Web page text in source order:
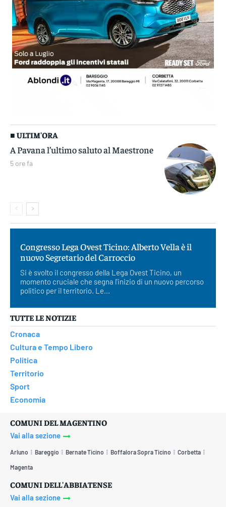
■ ULTIM'ORA
A Pavana l’ultimo saluto al Maestrone
5 ore fa
Congresso Lega Ovest Ticino: Alberto Vella è il
nuovo Segretario del Carroccio
Si è svolto il congresso della Lega Ovest Ticino, un
momento cruciale che segna l'inizio di un nuovo percorso
politico per il territorio. Le...
TUTTE LE NOTIZIE
Cronaca
Cultura e Tempo Libero
Politica
Territorio
Sport
Economia
COMUNI DEL MAGENTINO
Vai alla sezione
Arluno Bareggio Bernate Ticino Boffalora Sopra Ticino Corbetta
Magenta
COMUNI DELL'ABBIATENSE
Vai alla sezione